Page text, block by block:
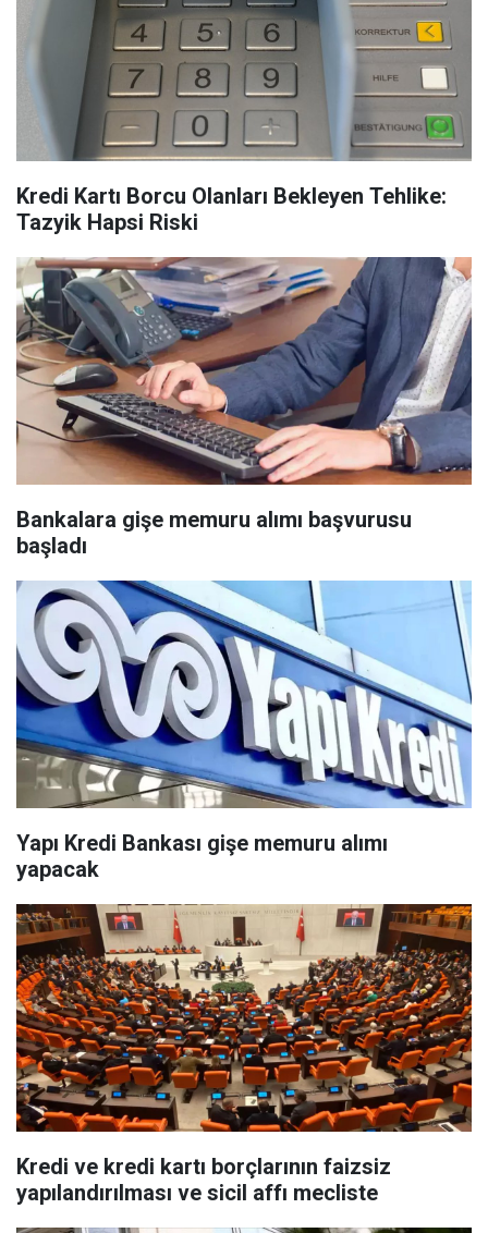
Kredi Kartı Borcu Olanları Bekleyen Tehlike:
Tazyik Hapsi Riski
Bankalara gişe memuru alımı başvurusu
başladı
Yapı Kredi Bankası gişe memuru alımı
yapacak
Kredi ve kredi kartı borçlarının faizsiz
yapılandırılması ve sicil affı mecliste